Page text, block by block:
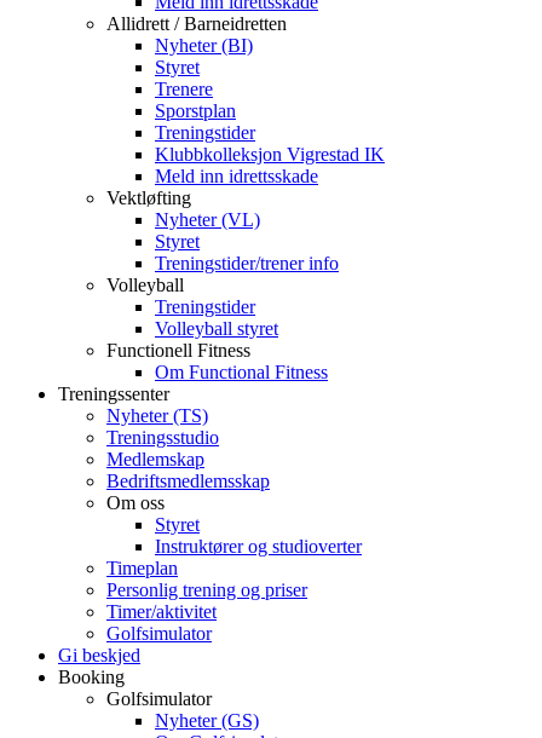
Allidrett / Barneidretten
Nyheter (BI)
Styret
Trenere
Sporstplan
Treningstider
Klubbkolleksjon Vigrestad IK
Meld inn idrettsskade
Vektløfting
Nyheter (VL)
Styret
Treningstider/trener info
Volleyball
Treningstider
Volleyball styret
Functionell Fitness
Om Functional Fitness
Treningssenter
Nyheter (TS)
Treningsstudio
Medlemskap
Bedriftsmedlemsskap
Om oss
Styret
Instruktører og studioverter
Timeplan
Personlig trening og priser
Timer/aktivitet
Golfsimulator
Gi beskjed
Booking
Golfsimulator
Nyheter (GS)